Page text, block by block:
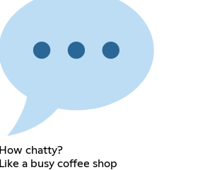
How chatty?
Like a busy coffee shop